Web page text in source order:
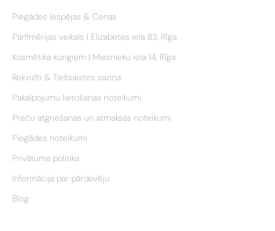
Piegādes Iespējas & Cenas
Parfimērijas veikals | Elizabetes iela 83, Rīga
Kosmētika kungiem | Miesnieku iela 14, Rīga
Rekvizīti & Tiešsaistes saziņa
Pakalpojumu lietošanas noteikumi
Preču atgriešanas un atmaksas noteikumi
Piegādes noteikumi
Privātuma politika
Informācija par pārdevēju
Blog